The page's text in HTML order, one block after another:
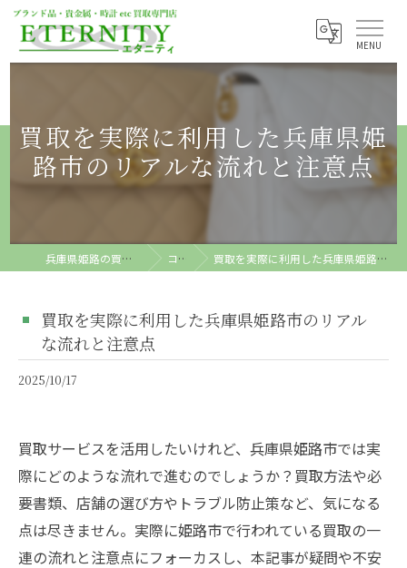
買取を実際に利用した兵庫県姫
路市のリアルな流れと注意点
兵庫県姫路の買取ならETERNITY コラム 買取を実際に利用した兵庫県姫路市のリアルな流れと注意点
買取を実際に利用した兵庫県姫路市のリアル
な流れと注意点
2025/10/17
買取サービスを活用したいけれど、兵庫県姫路市では実
際にどのような流れで進むのでしょうか？買取方法や必
要書類、店舗の選び方やトラブル防止策など、気になる
点は尽きません。実際に姫路市で行われている買取の一
連の流れと注意点にフォーカスし、本記事が疑問や不安